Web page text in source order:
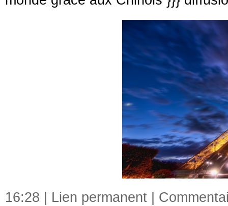
16:28 | Lien permanent